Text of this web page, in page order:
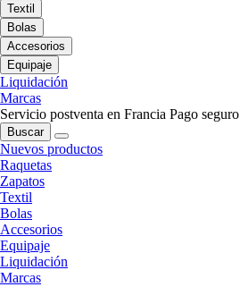
Textil
Bolas
Accesorios
Equipaje
Liquidación
Marcas
Servicio postventa en Francia Pago seguro
Buscar
Nuevos productos
Raquetas
Zapatos
Textil
Bolas
Accesorios
Equipaje
Liquidación
Marcas